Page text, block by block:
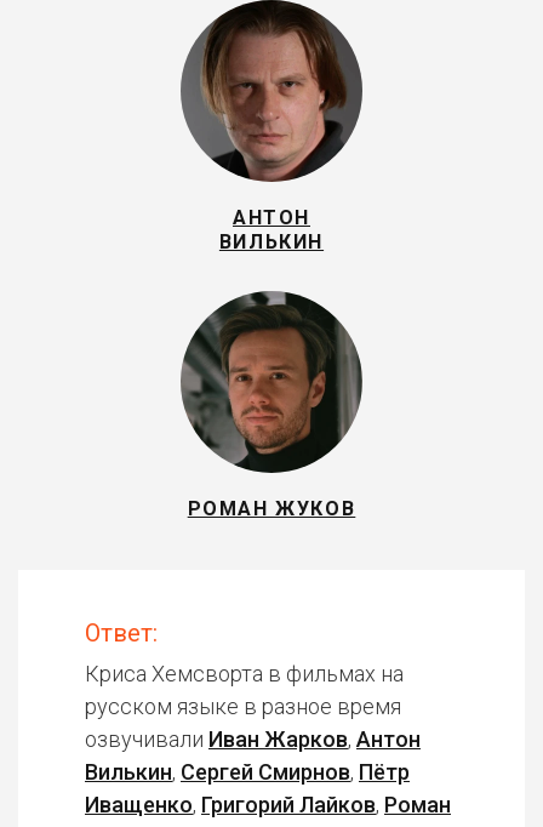
АНТОН
ВИЛЬКИН
РОМАН ЖУКОВ
Ответ:
Криса Хемсворта в фильмах на
русском языке в разное время
озвучивали Иван Жарков, Антон
Вилькин, Сергей Смирнов, Пётр
Иващенко, Григорий Лайков, Роман